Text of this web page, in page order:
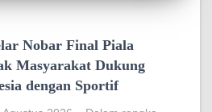
Nobar Final Piala
Masyarakat Dukung
dengan Sportif